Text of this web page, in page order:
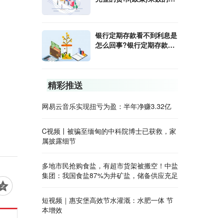
银行定期存款看不到利息是
怎么回事?银行定期存款利
精彩推送
网易云音乐实现扭亏为盈：半年净赚3.32亿
C视频丨被骗至缅甸的中科院博士已获救，家
属披露细节
多地市民抢购食盐，有超市货架被搬空！中盐
集团：我国食盐87%为井矿盐，储备供应充足
短视频｜惠安堡高效节水灌溉：水肥一体 节
本增效